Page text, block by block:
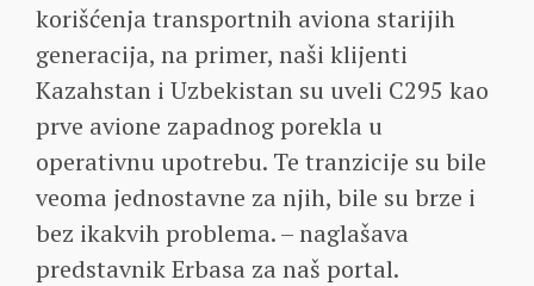
korišćenja transportnih aviona starijih
generacija, na primer, naši klijenti
Kazahstan i Uzbekistan su uveli C295 kao
prve avione zapadnog porekla u
operativnu upotrebu. Te tranzicije su bile
veoma jednostavne za njih, bile su brze i
bez ikakvih problema. – naglašava
predstavnik Erbasa za naš portal.